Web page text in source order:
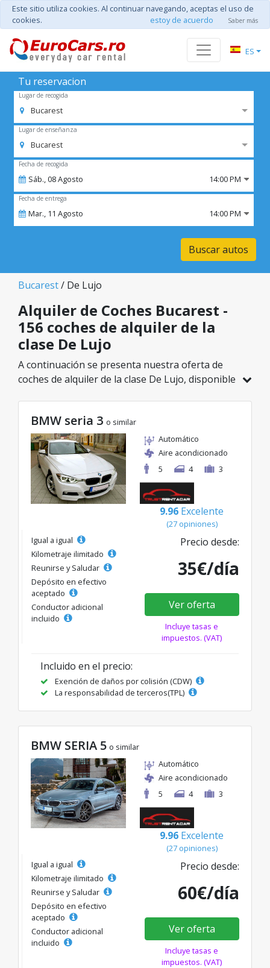
Este sitio utiliza cookies. Al continuar navegando, aceptas el uso de
cookies.
estoy de acuerdo Saber más
ES
Tu reservacion
Lugar de recogida
Bucarest
Lugar de enseñanza
Bucarest
Fecha de recogida
Sáb.,08Agosto 14:00 PM
Fecha de entrega
Mar., 11 Agosto 14:00 PM
Buscar autos
Bucarest/ De Lujo
Alquiler de Coches Bucarest -
156 coches de alquiler de la
clase De Lujo
A continuación se presenta nuestra oferta de
coches de alquiler de la clase De Lujo, disponible
la categoría seleccionada, con tarifas excelentes
desde solo 32€/día.
BMW seria 3 o similar
Automático
Aire acondicionado
5
4 3
9.96 Excelente
(27 opiniones)
Igual a igual
Kilometraje ilimitado
Reunirse y Saludar
Depósito en efectivo
aceptado
Conductor adicional
incluido
Precio desde:
35€/día
Ver oferta
Incluye tasas e
impuestos. (VAT)
Incluido en el precio:
Exención de daños por colisión (CDW)
La responsabilidad de terceros(TPL)
BMW SERIA 5 o similar
Automático
Aire acondicionado
5
4 3
9.96 Excelente
(27 opiniones)
Igual a igual
Kilometraje ilimitado
Reunirse y Saludar
Depósito en efectivo
aceptado
Conductor adicional
incluido
Precio desde:
60€/día
Ver oferta
Incluye tasas e
impuestos. (VAT)